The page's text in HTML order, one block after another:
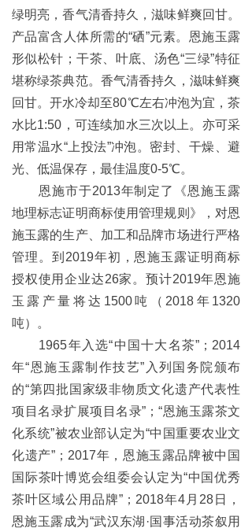
绿明亮，香气清香持久，滋味鲜爽回甘。
产品富含人体所需的“硒”元素。恩施玉露
形似松针；干茶、叶底、汤色“三绿”特征
堪称绿茶典范。香气清香持久，滋味鲜爽
回甘。开水冷却至80℃左右冲泡为宜，茶
水比1:50，可连续加水三次以上。亦可采
用常温水“上投法”冲泡。密封、干燥、避
光、低温保存，最佳温度0-5℃。
恩施市于2013年制定了《恩施玉露
地理标志证明商标使用管理规则》，对恩
施玉露的生产、加工和品牌市场进行严格
管理。到2019年初，恩施玉露证明商标
授权使用企业达26家。预计2019年恩施
玉露产量将达1500吨（2018年1320
吨）。
1965年入选“中国十大名茶”；2014
年“恩施玉露制作技艺”入列国务院颁布
的“第四批国家级非物质文化遗产代表性
项目名录扩展项目名录”；“恩施玉露茶文
化系统”被农业部认定为“中国重要农业文
化遗产”；2017年，恩施玉露品牌被中国
国际茶叶博览会组委会认定为“中国优秀
茶叶区域公用品牌”；2018年4月28日，
恩施玉露成为“武汉东湖·国事活动茶叙用